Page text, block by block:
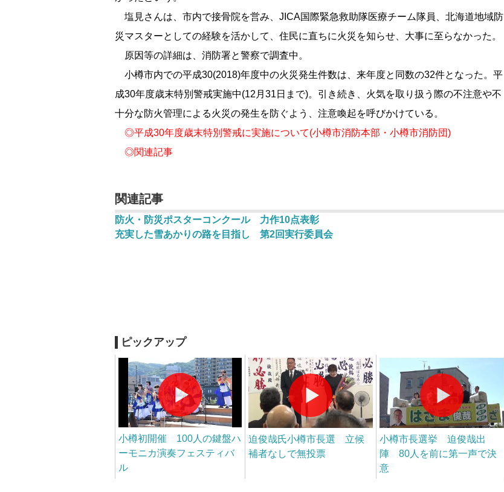
塩見さんは、市内で接骨院を営み、JICA国際緊急救助隊医療チーム隊員、北海道地域防
災マスターとしての経験を活かして、住民に直ちに火災を知らせ、大事に至らなかった。
原因等の詳細は、消防署と警察で調査中。
小樽市内での平成30(2018)年度中の火災発生件数は、来年度と同数の32件となった。平
成30年度歳末特別警戒実施中(12月31日まで)。引き続き、火気を取り扱う際の不注意や不
十分な防火管理による火災の発生を防ぐよう、注意喚起を呼びかけている。
◎平成30年度歳末特別警戒に実施について(小樽市消防本部・小樽市消防団)
◎関連記事
関連記事
防火・防災ポスターコンクール 力作10点表彰
充実した雪あかりの路を目指し 第2回実行委員会
ピックアップ
小樽初開催 100人の鍵盤ハ
ーモニカ演奏フェスティバ
ル
迫俊哉氏小樽市長選 立候
補者なしで無投票
小樽市長選挙 迫俊哉出
陣 80人を前に第一声で決
意